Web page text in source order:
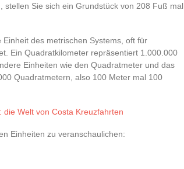
Sie sich ein Grundstück von 208 Fuß mal
des metrischen Systems, oft für
Ein Quadratkilometer repräsentiert 1.000.000
Einheiten wie den Quadratmeter und das
Quadratmetern, also 100 Meter mal 100
Welt von Costa Kreuzfahrten
Einheiten zu veranschaulichen: